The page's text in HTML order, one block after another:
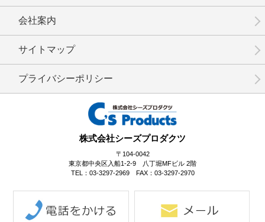
No.3-073 No.3-072 No.3-071
No.3-069
No.3-067 No.3-066 No.3-065
株式会社シーズプロダクツ
〒104-0042
東京都中央区入船1-2-9 八丁堀MFビル 2階
TEL：03-3297-2969 FAX：03-3297-2970
会社案内
サイトマップ
プライバシーポリシー